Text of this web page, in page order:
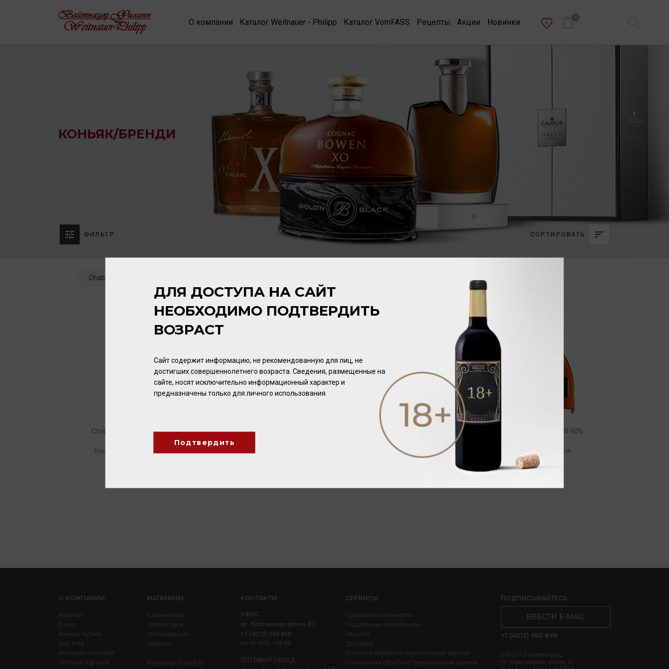
О компании Каталог Weitnauer - Philipp Каталог VomFASS Рецепты Акции Новинки 0
КОНЬЯК/БРЕНДИ
ФИЛЬТР СОРТИРОВАТЬ
Chabasse
Chabasse VS Selection
Коньяк
Chabasse XO Exception
Chabasse VSOP 40% 0,7л
/ ординарный
Chabasse NAPOLEON 40%
марочный
9 728.00 ₽
О КОМПАНИИ
Новости
О нас
Винные бутики
Duty Free
Фассерия VomFASS
Оптовая торговля
МАГАЗИНЫ
Калининград
Светлогорск
Зеленоградск
Гурьевск
Магазины VomFASS
КОНТАКТЫ
ОФИС
ул. Каштановая аллея, 47
+7 (4012) 960 898
ОПТОВЫЙ СКЛАД
СЕРВИСЫ
Программа лояльности
Подарочные сертификаты
Рецепты
Доставка
Политика обработки персональных данных
Согласие на обработку персональных данных
ПОДПИСЫВАЙТЕСЬ
ВВЕСТИ E-MAIL
+7 (4012) 960 898
236017 Калининград,
ул. Каштановая аллея, 47
ДЛЯ ДОСТУПА НА САЙТ
НЕОБХОДИМО ПОДТВЕРДИТЬ
ВОЗРАСТ
Сайт содержит информацию, не рекомендованную для лиц, не
достигших совершеннолетнего возраста. Сведения, размещенные на
сайте, носят исключительно информационный характер и
предназначены только для личного использования.
Подтвердить